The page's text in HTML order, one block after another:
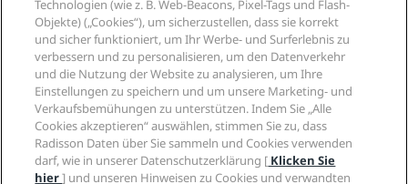
Radisson Hotels APP
„Sports Approved“-Hotels
Familienfreundliche Hotels
Gesundheit & Sicherheit
Medien
Karriere RHG
Karriere PPHE
Karrieren EHL
The Club by RHG
Entwicklungsmöglichkeiten
Responsible Business – Unser Engagement
Einkauf
Rechtliches
Privacy Centre
Rechtliche Hinweise
Radisson Rewards Geschäftsbedingungen
Website-Nutzungsvereinbarung
Digitale Barrierefreiheit
Moderne Sklaverei – Erklärung
Hilfe
Verbrauchermeldungen
Kontakt
FAQ
Inhaltsübersicht
Soziale Medien
Marken von Radisson Hotels
Technologien (wie z. B. Web-Beacons, Pixel-Tags und Flash-
Objekte) („Cookies“), um sicherzustellen, dass sie korrekt
und sicher funktioniert, um Ihr Werbe- und Surferlebnis zu
verbessern und zu personalisieren, um den Datenverkehr
und die Nutzung der Website zu analysieren, um Ihre
Einstellungen zu speichern und um unsere Marketing- und
Verkaufsbemühungen zu unterstützen. Indem Sie „Alle
Cookies akzeptieren“ auswählen, stimmen Sie zu, dass
Radisson Daten über Sie sammeln und Cookies verwenden
darf, wie in unserer Datenschutzerklärung [ Klicken Sie
hier] und unseren Hinweisen zu Cookies und verwandten